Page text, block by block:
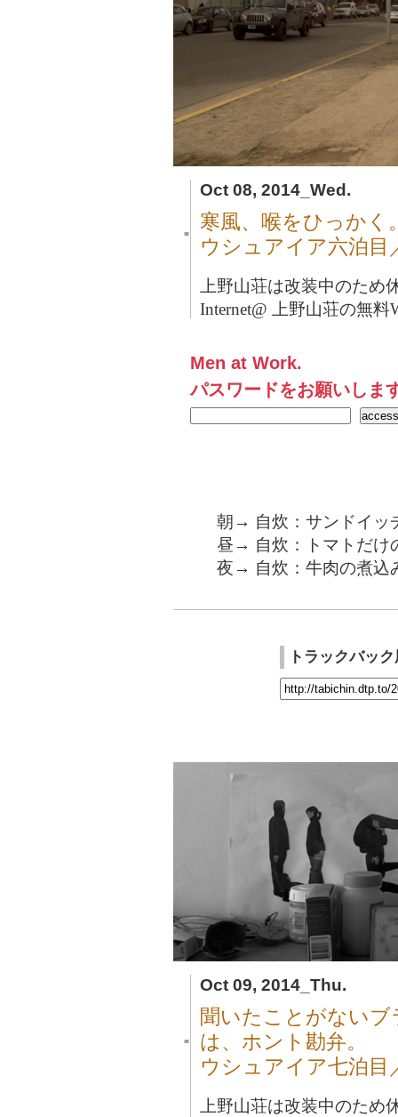
Oct 08, 2014_Wed.
■
寒風、喉をひっかく
ウシュアイア六泊目
上野山荘は改装中のため
Internet@ 上野山荘の無料
Men at Work.
パスワードをお願いしま
朝→ 自炊：サンドイッ
昼→ 自炊：トマトだけ
夜→ 自炊：牛肉の煮込
トラックバッ
Oct 09, 2014_Thu.
■
聞いたことがない
は、ホント勘弁。
ウシュアイア七泊目
上野山荘は改装中のため